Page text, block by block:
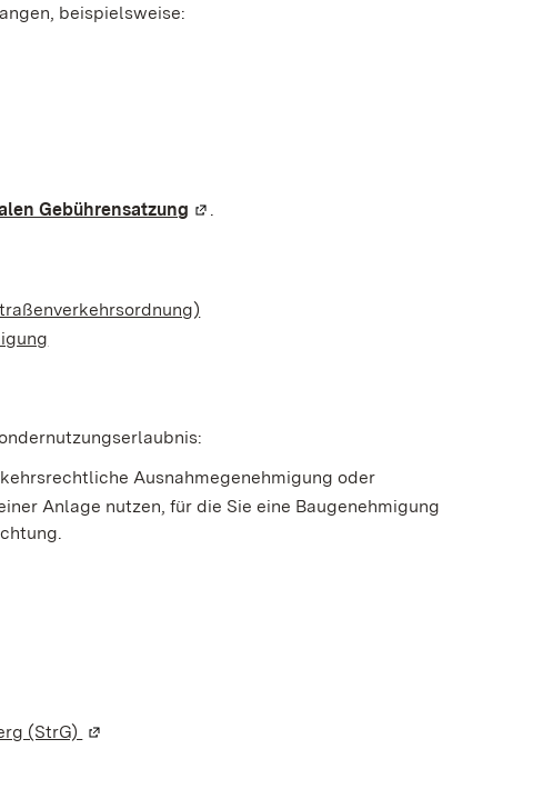
beispielsweise:
Gebührensatzung (Wird in einem neuen Fenster geöffnet)
.
Ausnahmegenehmigung oder
Anlage nutzen, für die Sie eine Baugenehmigung
(StrG) (Wird in einem neuen Fenster geöffnet)
in einem neuen Fenster geöffnet)
einem neuen Fenster geöffnet)